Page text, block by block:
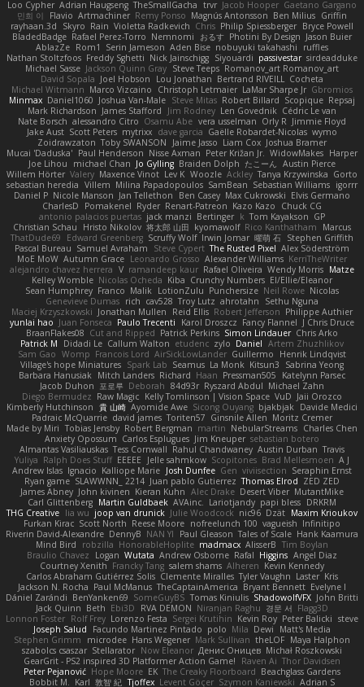
Loo Cypher Adrian Haugseng TheSmallGacha trvr Jacob Hooper Gaetano Gargano
민희 이
Flavio Artmachiner Remy Ponso Magnús Antonsson Ben Milius Griffin
rayhaan.3d
Skyro Rain Violetta Radkevich Chris Philip Spiessberger Bryce Powell
BladedBadge Rafael Perez-Torro Nemnomi おるす Photini By Design Jason Buier
AblazZe Rom1 Serin Jameson Aden Bise nobuyuki takahashi
ruffles
Nathan Stoltzfoos Freddy Sghetti Nick Jainschigg Siyouardi passivestar sirdeadduke
Michael Sasse Jackson Quinn Gray Steve Teeps Romanov_art Romanov_art
David Sopala Joel Hobson Lou Jonathan Bertrand RIVEILL
Cocheta
Michael Witmann Marco Vizcaino Christoph Letmaier LaMar Sharpe Jr Gbromios
Minmax Daniel1060 Joshua Van-Male Steve Mitas Robert Billard Scopique Repsaj
Mark Richardson James Stafford Jim Rodney Len Govednik Cédric Le van
Nate Borsch alessandro Citro Osamu Abe vera usselman Orly R Jimmie Floyd
Jake Aust Scott Peters mytrixx dave garcia Gaëlle Robardet-Nicolas wymo
Zoidrawzaton Toby SWANSON Jaime Jasso Liam Cox Joshua Bramer
Mucai 'Daduska' Paul Henderson Nisse Axman Peter Križan Jr. WidowMakes Harper
Joe Lihou
michael Chan Jo Gylling Braiden Dolph たこーん
Austin Pierce
Willem Hörter Valery Maxence Vinot Lev K Woozle Ackley Tanya Krzywinska Gorto
sebastian heredia Villem Milina Papadopoulos SamBean Sebastian Williams igorrr
Daniel P Nicole Manson Jan Tellethon Ben Casey Max Cukrowski Elvis Germano
CharlesD
Pomakenel Ryder Renart-Patreon Kazo Kazo
Chuck CG
antonio palacios puertas jack manzi Bertinger k Tom Kayakson GP
Christian Schau
Hristo Nikolov 将太郎 山田 kyomawolf Rico Kanthatham
Marcus
ThatDude69
Edward Greenberg Scruffy Wolf Irwin Jomar 曜萌 石 Stephen Griffith
Pascal Bureau Samuel Avraham Steve Cypert The Rusted Pixel Alex Söderström
MoE MoW Autumn Grace Leonardo Grosso Alexander Williams KerriTheWriter
alejandro chavez herrera V ramandeep kaur Rafael Oliveira Wendy Morris Matze
Kelley Womble Nicolas Ocheda Kiba Crunchy Numbers El/Ellie/Eleanor
Sean Humphrey Franco Malik LotionZulu Punchersize Neil Rowe Nicolas
Genevieve Dumas rich cav528 Troy Lutz ahrotahn
Sethu Nguna
Maciej Krzyszkowski Jonathan Mullen Reid Ellis Robert Jefferson Philippe Authier
yunlai hao Juan Fonseca Paulo Trecenti Karol Droszcz Fancy Flannel J Chris Druce
BraanFlakes08 Cut and Ripped Patrick Perkins Simon Lindauer Chris Arko
Patrick M
Didadi Le Callum Walton etudenc zylo Daniel Artem Zhuzhlikov
Sam Gao Womp Francois Lord AirSickLowLander Guillermo
Henrik Lindqvist
Village's hope Miniatures Spark Lab Seamus La Monk Kitsun3
Sabrina Yeong
Barbara Hanusiak
Mitch Landers Richard Haan Pressman505
Katelynn Parsec
Jacob Duhon 포로루 Deborah 84d93r Ryszard Abdul Michael Zahn
Diego Bermudez Raw Magic Kelly Tomlinson | Vision Space VuD Jaii Orozco
Kimberly Hutchinson 貴 山崎 Ayomide Awe Sicong Ouyang bjakbjak
Davide Medici
Padraic McQuarrie david james Toriten57 Ginsnile Allen Moritz Cremer
Made by Miri Tobias Jensby Robert Bergman martin NebularStreams Charles Chen
Anxiety Opossum Carlos Esplugues Jim Kneuper sebastian botero
Almantas Vasiliauskas Tess Cornwall Rahul Chandwaney Austin Durban Travis
Yuliya Ralph Does Stuff EEEEE Jelle sahmkow Scopitones Brad Mellesmoen A J
Andrew Islas Ignacio Kalliope Marie Josh Dunfee Gen viviisection Seraphin Ernst
Ryan game SLAWWNN_ 2214 Juan pablo Gutierrez Thomas Elrod ZED ZED
James Abney John kivinen Kieran Kuhn Alec Drake Desert Viber MutantMike
Carl Glittenberg Martin Guldbaek AVAinc. Lariotjandy papi bless DRKRM
THG Creative lia wu joop van drunick Julie Woodcock nic96 Dzät Maxim Krioukov
Furkan Kirac Scott North Reese Moore nofreelunch 100 vagueish Infinitipo
Riverin David-Alexandre DennyB NAN YI Paul Gleason Tales of Scale Hank Kaamura
Mind Bird
robzilla HonorableHoplite madmacx AlisserB Tim Boylan
Braulio Chavez
Logan Wutata Andrew Osborne Rafal Higgins Angel Diaz
Courtney Xenith Francky Tang salem shams Alheren Kevin Kennedy
Carlos Abraham Gutiérrez Solis Clemente Miralles Tyler Vaughn Laster Kris
Jackson N. Rocha Paul McManus TheCaptainAmerica Bryant Bennett Evelyne I
Dániel Zarándi BenYanken69 SomeGuyBS Tomas Kiniulis ShadowolfVFX John Britti
Jack Quinn Beth Ebi3D RVA DEMON Niranjan Raghu 경문 서 Flagg3D
Lonnon Foster Rolf Frey Lorenzo Festa Sergei Krutihin Kevin Roy Peter Balicki steve
Joseph Salud
Facundo Martinez Pintado polo Mila Dewi
Matt's Media
Stephen Grimm
microdee Hans Wegener Mark Sullivan theLOF Maya Halphon
szabolcs csaszar Stellarator Now Eleanor Денис Оницев Michał Roszkowski
GearGrit - PS2 inspired 3D Platformer Action Game!
Raven Ai Thor Davidsen
Peter Pejanović Hope Moore EK The Creaky Floorboard Beachglass Gardens
Bobbit M.
Karl 敦智 紀 Tjoffex Levent Göçer Szymon Kaniewski Adrian S